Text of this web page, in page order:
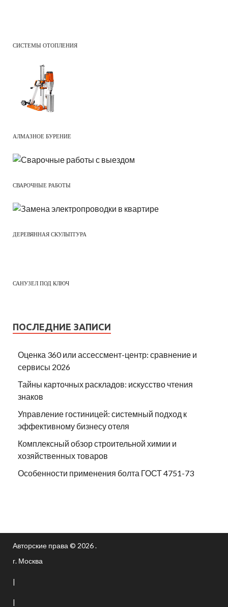
СИСТЕМЫ ОТОПЛЕНИЯ
АЛМАЗНОЕ БУРЕНИЕ
СВАРОЧНЫЕ РАБОТЫ
ДЕРЕВЯННАЯ СКУЛЬПТУРА
САНУЗЕЛ ПОД КЛЮЧ
ПОСЛЕДНИЕ ЗАПИСИ
Оценка 360 или ассессмент-центр: сравнение и
сервисы 2026
Тайны карточных раскладов: искусство чтения
знаков
Управление гостиницей: системный подход к
эффективному бизнесу отеля
Комплексный обзор строительной химии и
хозяйственных товаров
Особенности применения болта ГОСТ 4751-73
Авторские права © 2026 .
г. Москва
|
|